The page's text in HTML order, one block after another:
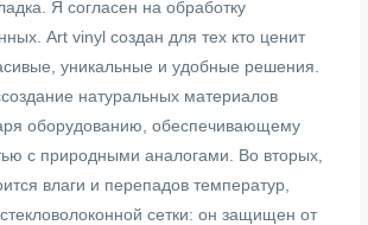
Я согласен на обработку
Art vinyl создан для тех кто ценит
уникальные и удобные решения.
натуральных материалов
оборудованию, обеспечивающему
с природными аналогами. Во вторых,
влаги и перепадов температур,
сетки: он защищен от